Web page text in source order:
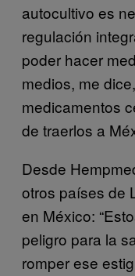
autocultivo es
regulación
poder hacer
medios, me
medicamentos
de traerlos a
Desde
otros países de
en México:
peligro para la
romper ese